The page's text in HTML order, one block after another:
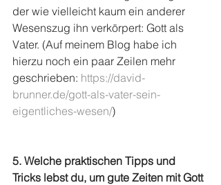
der wie vielleicht kaum ein anderer
Wesenszug ihn verkörpert: Gott als
Vater. (Auf meinem Blog habe ich
hierzu noch ein paar Zeilen mehr
geschrieben: https://david-
brunner.de/gott-als-vater-sein-
eigentliches-wesen/)
5. Welche praktischen Tipps und
Tricks lebst du, um gute Zeiten mit Gott